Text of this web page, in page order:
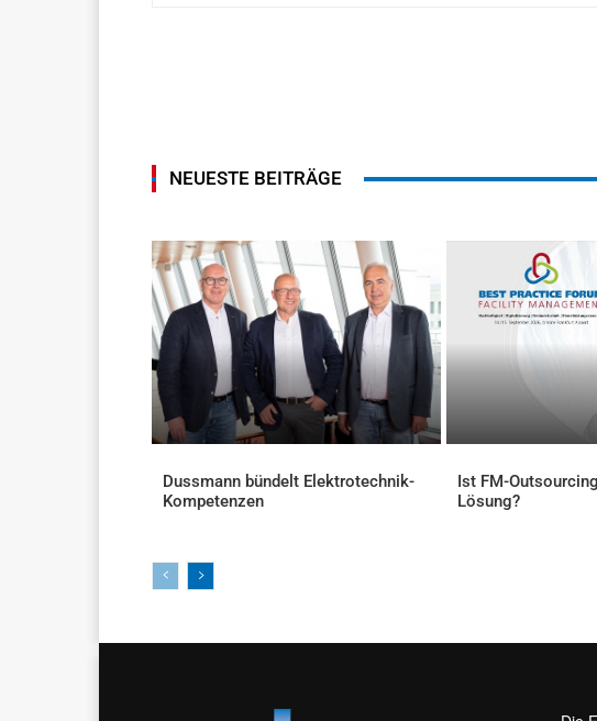
NEUESTE BEITRÄGE
Dussmann bündelt Elektrotechnik-
Kompetenzen
Ist FM-
Lösung?